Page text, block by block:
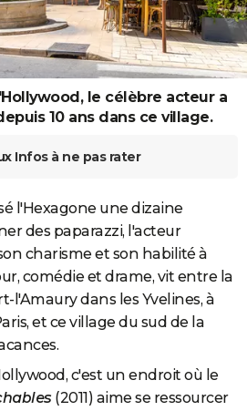
le célèbre acteur a
10 ans dans ce village.
Infos à ne pas rater
l'Hexagone une dizaine
des paparazzi, l'acteur
charisme et son habilité à
comédie et drame, vit entre la
l'Amaury dans les Yvelines, à
et ce village du sud de la
c'est un endroit où le
(2011) aime se ressourcer